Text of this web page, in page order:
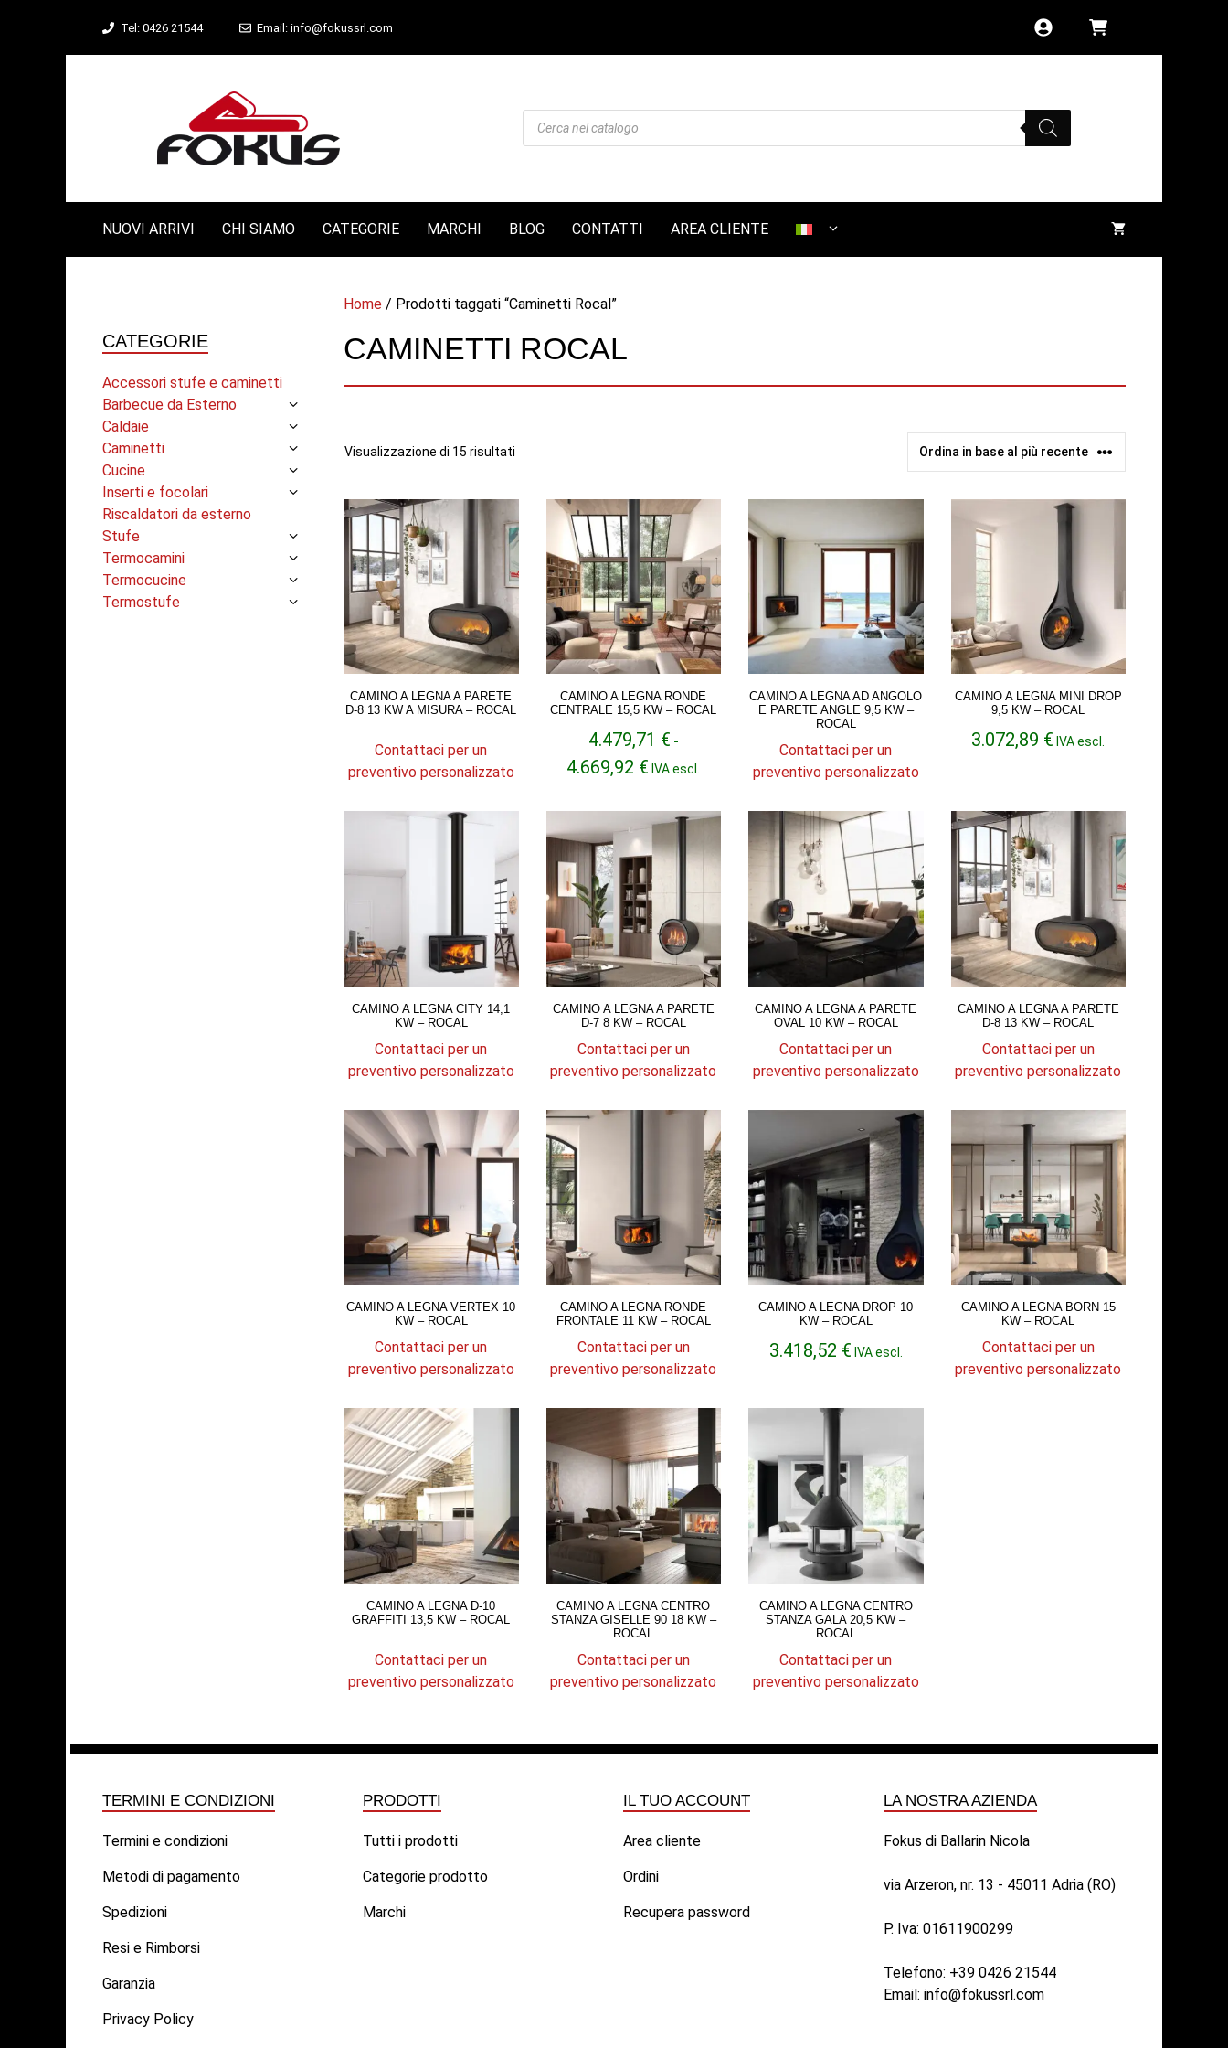
contenuto
Tel: 0426 21544 Email: info@fokussrl.com
Products
search
NUOVI ARRIVI CHI SIAMO CATEGORIE MARCHI BLOG CONTATTI AREA CLIENTE
Home / Prodotti taggati “Caminetti Rocal”
CAMINETTI ROCAL
Visualizzazione di 15 risultati
più
recente
CAMINO A LEGNA A PARETE
D-8 13 KW A MISURA – ROCAL
Contattaci per un
preventivo personalizzato
CAMINO A LEGNA RONDE
CENTRALE 15,5 KW – ROCAL
4.479,71 € -
4.669,92 € Fascia
a
IVA escl.
CAMINO A LEGNA AD ANGOLO
E PARETE ANGLE 9,5 KW –
ROCAL
Contattaci per un
preventivo personalizzato
CAMINO A LEGNA MINI DROP
9,5 KW – ROCAL
3.072,89 € IVA escl.
CAMINO A LEGNA CITY 14,1
KW – ROCAL
Contattaci per un
preventivo personalizzato
CAMINO A LEGNA A PARETE
D-7 8 KW – ROCAL
Contattaci per un
preventivo personalizzato
CAMINO A LEGNA A PARETE
OVAL 10 KW – ROCAL
Contattaci per un
preventivo personalizzato
CAMINO A LEGNA A PARETE
D-8 13 KW – ROCAL
Contattaci per un
preventivo personalizzato
CAMINO A LEGNA VERTEX 10
KW – ROCAL
Contattaci per un
preventivo personalizzato
CAMINO A LEGNA RONDE
FRONTALE 11 KW – ROCAL
Contattaci per un
preventivo personalizzato
CAMINO A LEGNA DROP 10
KW – ROCAL
3.418,52 € IVA escl.
CAMINO A LEGNA BORN 15
KW – ROCAL
Contattaci per un
preventivo personalizzato
CAMINO A LEGNA D-10
GRAFFITI 13,5 KW – ROCAL
Contattaci per un
preventivo personalizzato
CAMINO A LEGNA CENTRO
STANZA GISELLE 90 18 KW –
ROCAL
Contattaci per un
preventivo personalizzato
CAMINO A LEGNA CENTRO
STANZA GALA 20,5 KW –
ROCAL
Contattaci per un
preventivo personalizzato
CATEGORIE
Accessori stufe e caminetti
Barbecue da Esterno
Caldaie
Caminetti
Cucine
Inserti e focolari
Riscaldatori da esterno
Stufe
Termocamini
Termocucine
Termostufe
TERMINI E CONDIZIONI
Termini e condizioni
Metodi di pagamento
Spedizioni
Resi e Rimborsi
Garanzia
Privacy Policy
PRODOTTI
Tutti i prodotti
Categorie prodotto
Marchi
IL TUO ACCOUNT
Area cliente
Ordini
Recupera password
LA NOSTRA AZIENDA
Fokus di Ballarin Nicola
via Arzeron, nr. 13 - 45011 Adria (RO)
P. Iva: 01611900299
Telefono: +39 0426 21544
Email: info@fokussrl.com